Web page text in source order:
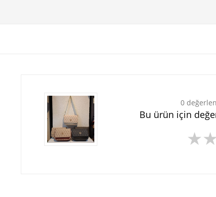
0
Bu ürün için
★★